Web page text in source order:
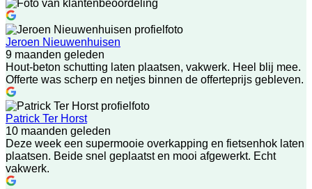
Jeroen Nieuwenhuisen
9 maanden geleden
Hout-beton schutting laten plaatsen, vakwerk. Heel blij mee.
Offerte was scherp en netjes binnen de offerteprijs gebleven.
Patrick Ter Horst
10 maanden geleden
Deze week een supermooie overkapping en fietsenhok laten
plaatsen. Beide snel geplaatst en mooi afgewerkt. Echt
vakwerk.